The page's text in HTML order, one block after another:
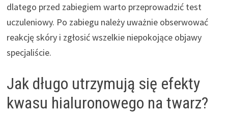
dlatego przed zabiegiem warto przeprowadzić test
uczuleniowy. Po zabiegu należy uważnie obserwować
reakcję skóry i zgłosić wszelkie niepokojące objawy
specjaliście.
Jak długo utrzymują się efekty
kwasu hialuronowego na twarz?